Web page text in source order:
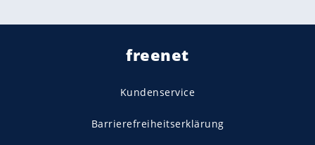
freenet
Kundenservice
Barrierefreiheitserklärung